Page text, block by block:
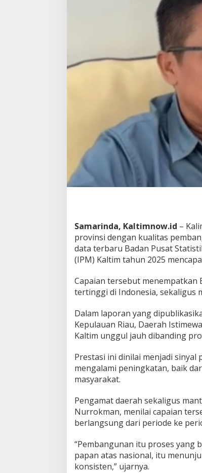
Samarinda, Kaltimnow.id –
provinsi dengan kualitas
data terbaru Badan Pusat
(IPM) Kaltim tahun 2025
Capaian tersebut menempatkan
tertinggi di Indonesia, sekaligus
Dalam laporan yang
Kepulauan Riau, Daerah
Kaltim unggul jauh dibanding
Prestasi ini dinilai menjadi
mengalami peningkatan, baik
masyarakat.
Pengamat daerah sekaligus
Nurrokman, menilai capaian
berlangsung dari periode ke
“Pembangunan itu proses yang
papan atas nasional, itu
konsisten,” ujarnya.